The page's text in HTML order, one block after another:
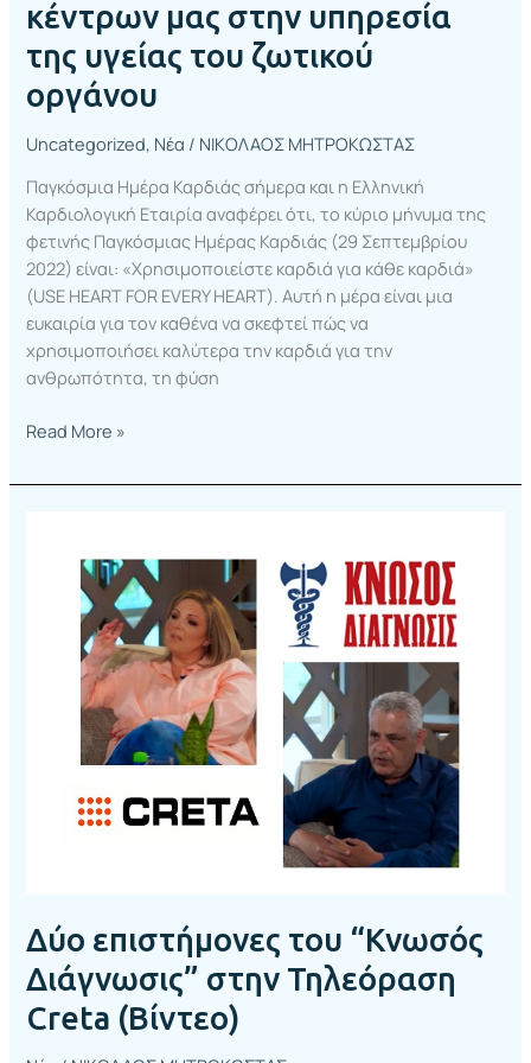
κέντρων μας στην υπηρεσία
της υγείας του ζωτικού
οργάνου
Uncategorized, Νέα / ΝΙΚΟΛΑΟΣ ΜΗΤΡΟΚΩΣΤΑΣ
Παγκόσμια Ημέρα Καρδιάς σήμερα και η Ελληνική
Καρδιολογική Εταιρία αναφέρει ότι, το κύριο μήνυμα της
φετινής Παγκόσμιας Ημέρας Καρδιάς (29 Σεπτεμβρίου
2022) είναι: «Χρησιμοποιείστε καρδιά για κάθε καρδιά»
(USE HEART FOR EVERY HEART). Αυτή η μέρα είναι μια
ευκαιρία για τον καθένα να σκεφτεί πώς να
χρησιμοποιήσει καλύτερα την καρδιά για την
ανθρωπότητα, τη φύση
Read More »
Δύο επιστήμονες του “Κνωσός
Διάγνωσις” στην Τηλεόραση
Creta (Βίντεο)
“Κνωσός
Διάγνωσις”
Τηλεόραση
(Βίντεο)